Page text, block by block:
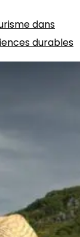
dans
durables